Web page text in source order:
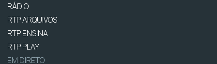
RÁDIO
RTP ARQUIVOS
RTP ENSINA
RTP PLAY
EM DIRETO